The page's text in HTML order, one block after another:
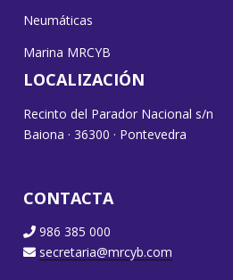
Neumáticas
Marina MRCYB
LOCALIZACIÓN
Recinto del Parador Nacional s/n
Baiona · 36300 · Pontevedra
CONTACTA
986 385 000
secretaria@mrcyb.com